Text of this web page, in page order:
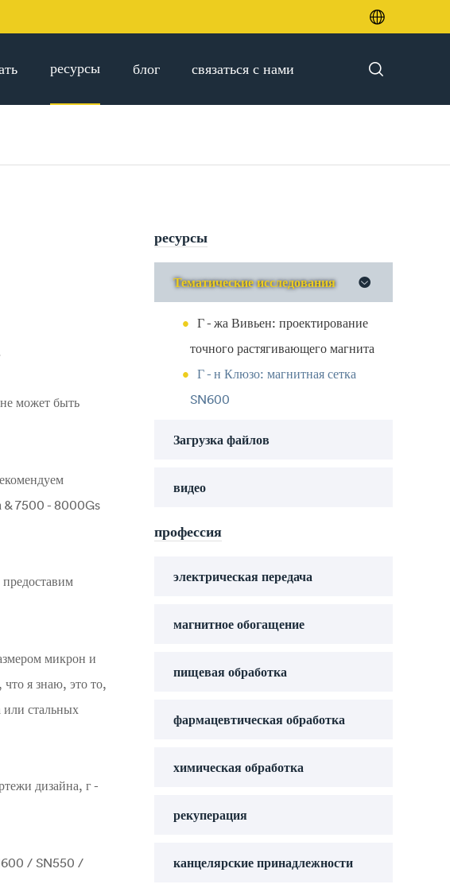

ресурсы блог связаться с нами 
может быть
& 7500 - 8000Gs
микрон и
я знаю, это то,
или стальных
дизайна, г -
/ SN550 /
ресурсы
Тематические исследования 
Г - жа Вивьен: проектирование
точного растягивающего магнита
Г - н Клюзо: магнитная сетка
SN600
Загрузка файлов
видео
профессия
электрическая передача
магнитное обогащение
пищевая обработка
фармацевтическая обработка
химическая обработка
рекуперация
канцелярские принадлежности